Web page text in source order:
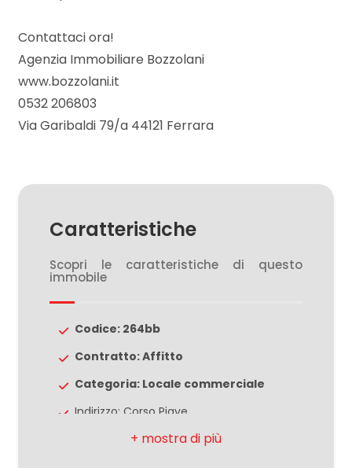
Contattaci ora!
Agenzia Immobiliare Bozzolani
www.bozzolani.it
0532 206803
Via Garibaldi 79/a 44121 Ferrara
Caratteristiche
Scopri le caratteristiche di questo
immobile
Codice: 264bb
Contratto: Affitto
Categoria: Locale commerciale
Indirizzo: Corso Piave
5
Bagni
minimi
Qualsiasi